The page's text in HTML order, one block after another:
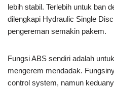
lebih stabil. Terlebih untuk ban
dilengkapi Hydraulic Single
pengereman semakin pakem.
Fungsi ABS sendiri adalah
mengerem mendadak.
control system, namun